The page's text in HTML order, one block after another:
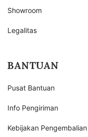
Showroom
Legalitas
BANTUAN
Pusat Bantuan
Info Pengiriman
Kebijakan Pengembalian